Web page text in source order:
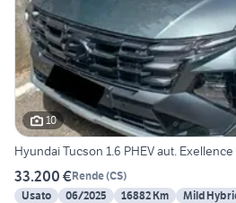
10
Hyundai Tucson 1.6 PHEV aut.
33.200 €Rende(CS)
Usato
06/2025 16882 Km Mild